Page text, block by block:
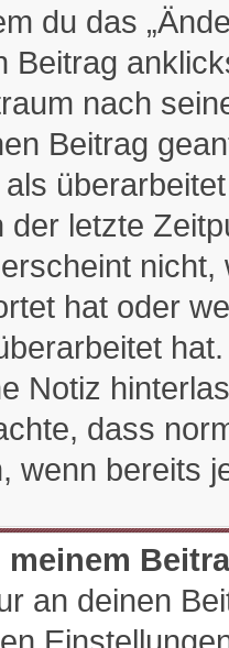
du das
Beitrag
nach
Beitrag
der letzte
hat oder
Notiz
dass
wenn bereits
meinem
an deinen